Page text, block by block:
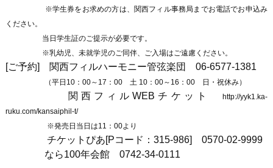
※学生券をお求めの方は、関西フィル事務局までお電話でお申込み
ください。
当日学生証のご提示が必要です。
※乳幼児、未就学児のご同伴、ご入場はご遠慮ください。
[ご予約] 関西フィルハーモニー管弦楽団 06-6577-1381
（平日10：00～17：00 土 10：00～16：00 日・祝休み）
関西フィルWEBチケットhttp://yyk1.ka-
ruku.com/kansaiphil-t/
※発売日当日は11：00より
チケットぴあ[Pコード：315-986] 0570-02-9999
なら100年会館 0742-34-0111